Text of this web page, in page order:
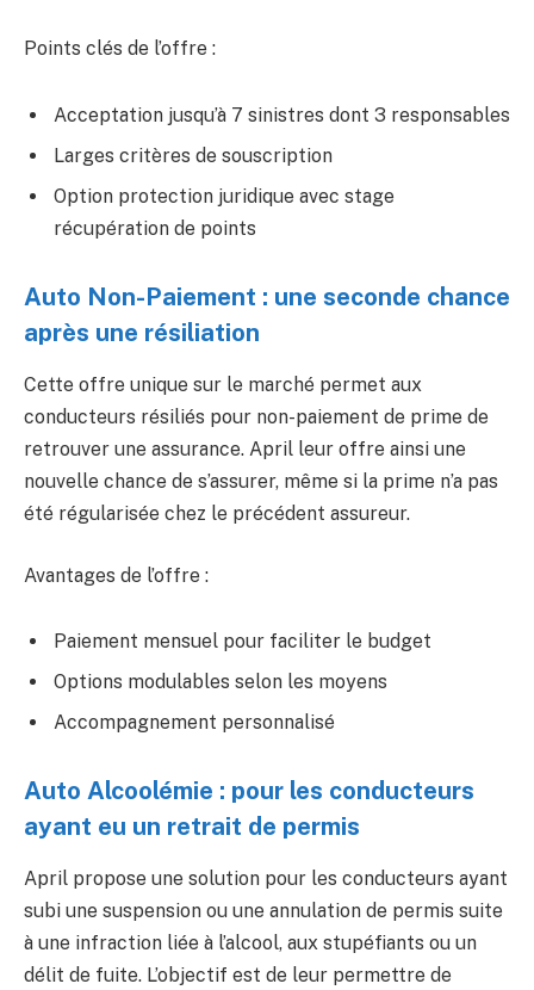
Points clés de l’offre :
Acceptation jusqu’à 7 sinistres dont 3 responsables
Larges critères de souscription
Option protection juridique avec stage
récupération de points
Auto Non-Paiement : une seconde chance
après une résiliation
Cette offre unique sur le marché permet aux
conducteurs résiliés pour non-paiement de prime de
retrouver une assurance. April leur offre ainsi une
nouvelle chance de s’assurer, même si la prime n’a pas
été régularisée chez le précédent assureur.
Avantages de l’offre :
Paiement mensuel pour faciliter le budget
Options modulables selon les moyens
Accompagnement personnalisé
Auto Alcoolémie : pour les conducteurs
ayant eu un retrait de permis
April propose une solution pour les conducteurs ayant
subi une suspension ou une annulation de permis suite
à une infraction liée à l’alcool, aux stupéfiants ou un
délit de fuite. L’objectif est de leur permettre de